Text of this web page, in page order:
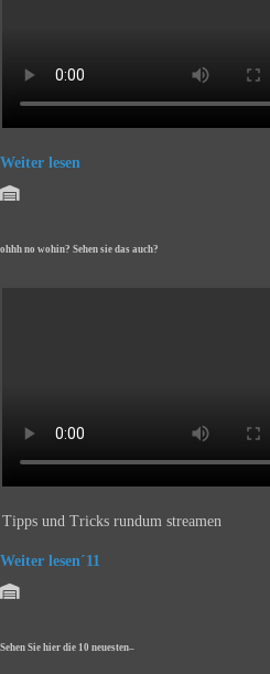
Weiter lesen
ohhh no wohin? Sehen sie das auch?
Tipps und Tricks rundum streamen
Weiter lesen´11
Sehen Sie hier die 10 neuesten–